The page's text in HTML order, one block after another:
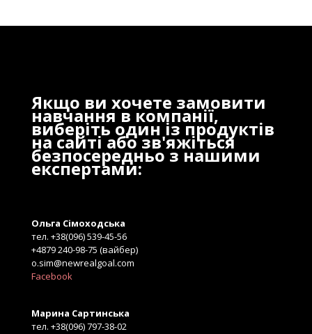
Якщо ви хочете замовити
навчання в компанії,
виберіть один із продуктів
на сайті або зв'яжіться
безпосередньо з нашими
експертами:
Ольга Сімоходська
тел. +38(096) 539-45-56
+4879 240-98-75 (вайбер)
o.sim@newrealgoal.com
Facebook
Марина Сартинська
тел. +38(096) 797-38-02